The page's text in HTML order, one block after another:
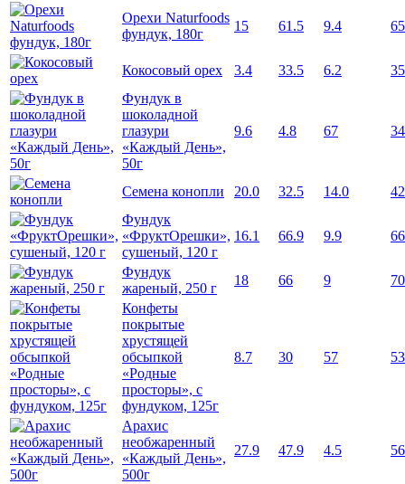
Орехи Naturfoods
фундук, 180г
15 61.5 9.4
Кокосовый орех 3.4 33.5 6.2
Фундук в
шоколадной
глазури
«Каждый День»,
50г
9.6 4.8 67
Семена конопли 20.0 32.5 14.0
Фундук
«ФруктОрешки»,
сушеный, 120 г
16.1 66.9 9.9
Фундук
жареный, 250 г
18 66 9
Конфеты
покрытые
хрустящей
обсыпкой
«Родные
просторы», с
фундуком, 125г
8.7 30 57
Арахис
необжаренный
«Каждый День»,
500г
27.9 47.9 4.5